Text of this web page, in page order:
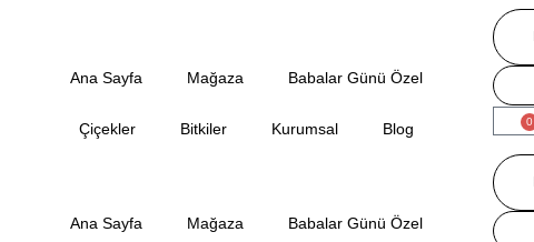
Ana Sayfa Mağaza Babalar Günü Özel
Çiçekler Bitkiler Kurumsal Blog 0
Ana Sayfa Mağaza Babalar Günü Özel